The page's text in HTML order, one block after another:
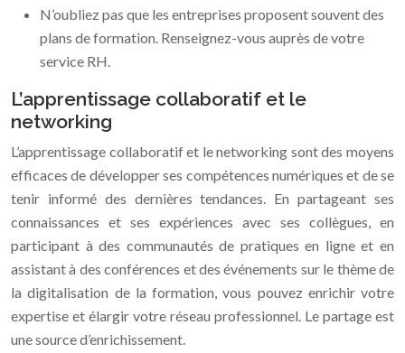
N’oubliez pas que les entreprises proposent souvent des
plans de formation. Renseignez-vous auprès de votre
service RH.
L’apprentissage collaboratif et le
networking
L’apprentissage collaboratif et le networking sont des moyens
efficaces de développer ses compétences numériques et de se
tenir informé des dernières tendances. En partageant ses
connaissances et ses expériences avec ses collègues, en
participant à des communautés de pratiques en ligne et en
assistant à des conférences et des événements sur le thème de
la digitalisation de la formation, vous pouvez enrichir votre
expertise et élargir votre réseau professionnel. Le partage est
une source d’enrichissement.